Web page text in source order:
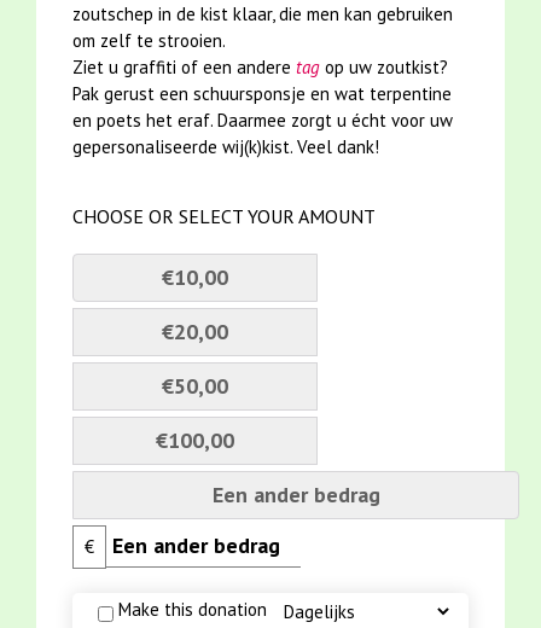
zoutschep in de kist klaar, die men kan gebruiken
om zelf te strooien.
Ziet u graffiti of een andere tag op uw zoutkist?
Pak gerust een schuursponsje en wat terpentine
en poets het eraf. Daarmee zorgt u écht voor uw
gepersonaliseerde wij(k)kist. Veel dank!
CHOOSE OR SELECT YOUR AMOUNT
€10,00
€20,00
€50,00
€100,00
Een ander bedrag
€
Make this donation